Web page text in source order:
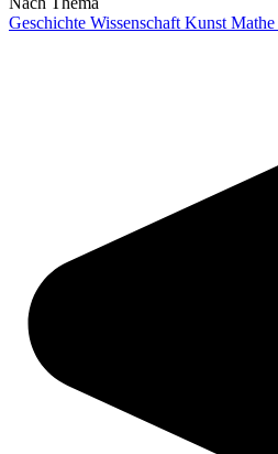
Geschichte Wissenschaft Kunst Mathe